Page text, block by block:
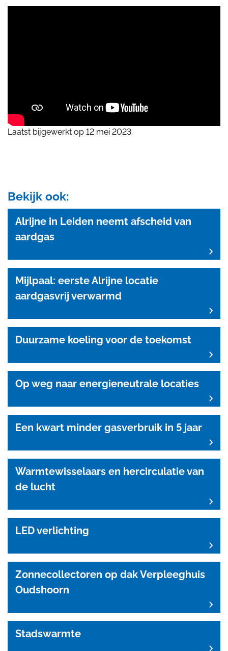
Laatst bijgewerkt op 12 mei 2023.
Bekijk ook:
Alrijne in Leiden neemt afscheid van
aardgas
Mijlpaal: eerste Alrijne locatie
aardgasvrij verwarmd
Duurzame koeling voor de toekomst
Op weg naar energieneutrale locaties
Een kwart minder gasverbruik in 5 jaar
Warmtewisselaars en hercirculatie van
de lucht
LED verlichting
Zonnecollectoren op dak Verpleeghuis
Oudshoorn
Stadswarmte